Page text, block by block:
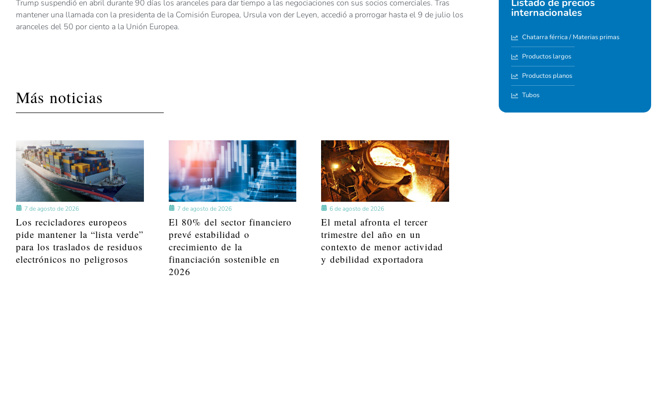
Trump suspendió en abril durante 90 días los aranceles para dar tiempo a las negociaciones con sus socios comerciales. Tras
mantener una llamada con la presidenta de la Comisión Europea, Ursula von der Leyen, accedió a prorrogar hasta el 9 de julio los
aranceles del 50 por ciento a la Unión Europea.
Más noticias
7 de agosto de 2026
Los recicladores europeos
pide mantener la “lista verde”
para los traslados de residuos
electrónicos no peligrosos
7 de agosto de 2026
El 80% del sector financiero
prevé estabilidad o
crecimiento de la
financiación sostenible en
2026
6 de agosto de 2026
El metal afronta el tercer
trimestre del año en un
contexto de menor actividad
y debilidad exportadora
Listado de precios
internacionales
Chatarra férrica / Materias primas
Productos largos
Productos planos
Tubos